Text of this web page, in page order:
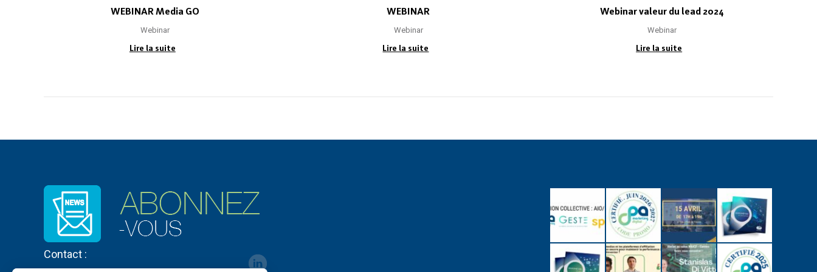
WEBINAR Media GO
Webinar
Lire la suite
WEBINAR
Webinar
Lire la suite
Webinar valeur du lead 2024
Webinar
Lire la suite
Contact :